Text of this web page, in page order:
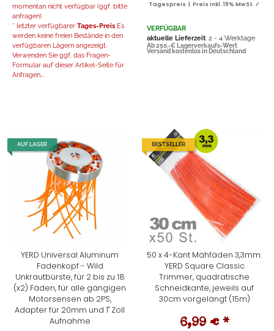
momentan nicht verfügbar (ggf. bitte
anfragen)
* letzter verfügbarer Tages-Preis Es
werden keine freien Bestände in den
verfügbaren Lägern angezeigt.
Verwenden Sie ggf. das Fragen-
Formular auf dieser Artikel-Seite für
Anfragen...
Tagespreis | Preis inkl. 19% MwSt. ✓
VERFÜGBAR
aktuelle Lieferzeit: 2 - 4 Werktage
Ab 250,-€ Lagerverkaufs-Wert
Versand kostenlos in Deutschland
AUF LAGER
YERD Universal Aluminum
Fadenkopf - Wild
Unkrautbürste, für 2 bis zu 18
(x2) Fäden, für alle gängigen
Motorsensen ab 2PS,
Adapter für 20mm und 1" Zoll
Aufnahme
BESTSELLER
50 x 4-Kant Mähfäden 3,3mm:
YERD Square Classic
Trimmer, quadratische
Schneidkante, jeweils auf
30cm vorgelängt (15m)
6,99 € *